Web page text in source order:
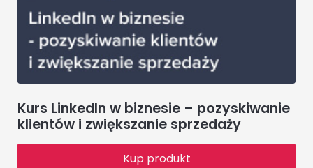
Kurs LinkedIn w biznesie – pozyskiwanie
klientów i zwiększanie sprzedaży
Kup produkt